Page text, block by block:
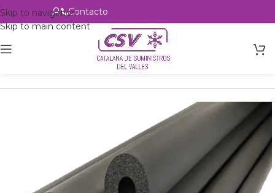
Skip to navigation
Skip to main content
Contacto
Accesorios Aislante